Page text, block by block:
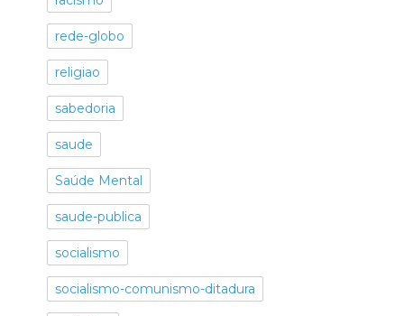
rede-globo
religiao
sabedoria
saude
Saúde Mental
saude-publica
socialismo
socialismo-comunismo-ditadura